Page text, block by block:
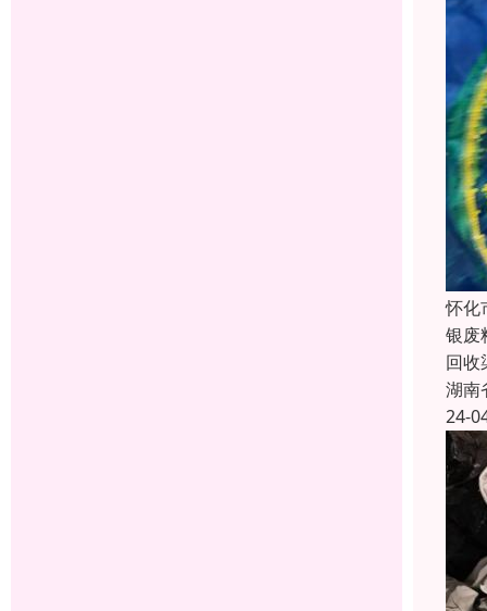
怀化
银废
回收
湖南
24-